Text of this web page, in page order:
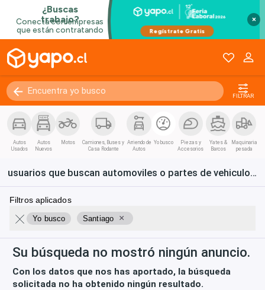
×
FILTRAR
Autos
Usados
Autos
Nuevos
Motos
Camiones, Buses y
Casa Rodante
Arriendo de
Autos
Yo busco
Piezas y
Accesorios
Yates &
Barcos
Maquinaria
pesada
usuarios que buscan automoviles o partes de vehiculos en Santiago
Filtros aplicados
Yo busco Santiago ×
Su búsqueda no mostró ningún anuncio.
Con los datos que nos has aportado, la búsqueda
solicitada no ha obtenido ningún resultado.